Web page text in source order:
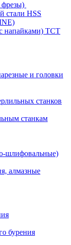
фрезы)
стали HSS
напайками) ТСТ
и головки
станков
станкам
шлифовальные)
алмазные
бурения